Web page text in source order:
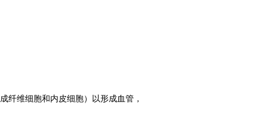
纤维细胞和内皮细胞）以形成血管，